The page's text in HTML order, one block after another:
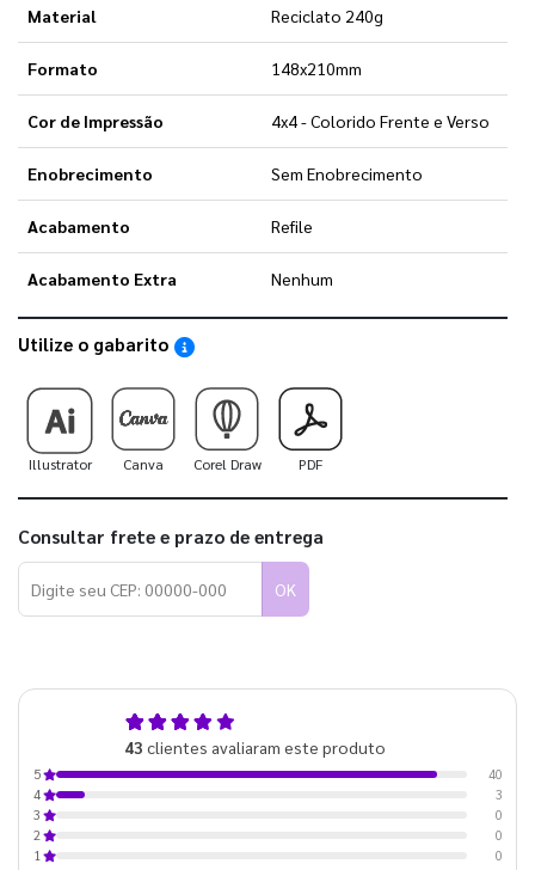
Material Reciclato 240g
Formato 148x210mm
Cor de Impressão 4x4 - Colorido Frente e Verso
Enobrecimento Sem Enobrecimento
Acabamento Refile
Acabamento Extra Nenhum
Utilize o gabarito Saiba como utilizar os nossos gabaritos
Illustrator Canva Corel Draw PDF
Consultar frete e prazo de entrega
OK
43 clientes avaliaram este produto
5
40
4
3
3
0
2
0
1
0